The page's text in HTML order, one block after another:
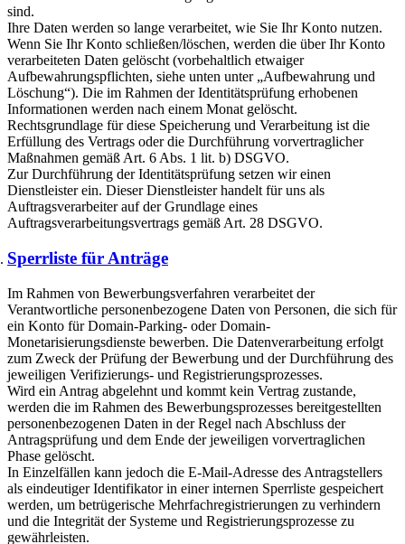
sind.
Ihre Daten werden so lange verarbeitet, wie Sie Ihr Konto nutzen.
Wenn Sie Ihr Konto schließen/löschen, werden die über Ihr Konto
verarbeiteten Daten gelöscht (vorbehaltlich etwaiger
Aufbewahrungspflichten, siehe unten unter „Aufbewahrung und
Löschung“). Die im Rahmen der Identitätsprüfung erhobenen
Informationen werden nach einem Monat gelöscht.
Rechtsgrundlage für diese Speicherung und Verarbeitung ist die
Erfüllung des Vertrags oder die Durchführung vorvertraglicher
Maßnahmen gemäß Art. 6 Abs. 1 lit. b) DSGVO.
Zur Durchführung der Identitätsprüfung setzen wir einen
Dienstleister ein. Dieser Dienstleister handelt für uns als
Auftragsverarbeiter auf der Grundlage eines
Auftragsverarbeitungsvertrags gemäß Art. 28 DSGVO.
Sperrliste für Anträge
Im Rahmen von Bewerbungsverfahren verarbeitet der
Verantwortliche personenbezogene Daten von Personen, die sich für
ein Konto für Domain-Parking- oder Domain-
Monetarisierungsdienste bewerben. Die Datenverarbeitung erfolgt
zum Zweck der Prüfung der Bewerbung und der Durchführung des
jeweiligen Verifizierungs- und Registrierungsprozesses.
Wird ein Antrag abgelehnt und kommt kein Vertrag zustande,
werden die im Rahmen des Bewerbungsprozesses bereitgestellten
personenbezogenen Daten in der Regel nach Abschluss der
Antragsprüfung und dem Ende der jeweiligen vorvertraglichen
Phase gelöscht.
In Einzelfällen kann jedoch die E-Mail-Adresse des Antragstellers
als eindeutiger Identifikator in einer internen Sperrliste gespeichert
werden, um betrügerische Mehrfachregistrierungen zu verhindern
und die Integrität der Systeme und Registrierungsprozesse zu
gewährleisten.